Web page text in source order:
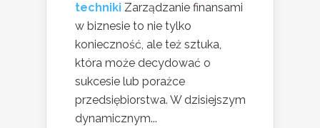
techniki Zarządzanie finansami
w biznesie to nie tylko
konieczność, ale też sztuka,
która może decydować o
sukcesie lub porażce
przedsiębiorstwa. W dzisiejszym
dynamicznym...